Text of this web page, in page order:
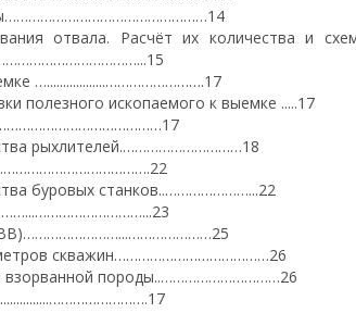
отвала. Расчёт их количества и
…..................…………………….17
полезного ископаемого к выемке .....17
рыхлителей.…………………………18
буровых станков..…………………...22
(ВВ)……………………...…………………25
скважин…………………………………26
взорванной породы..…………………………26